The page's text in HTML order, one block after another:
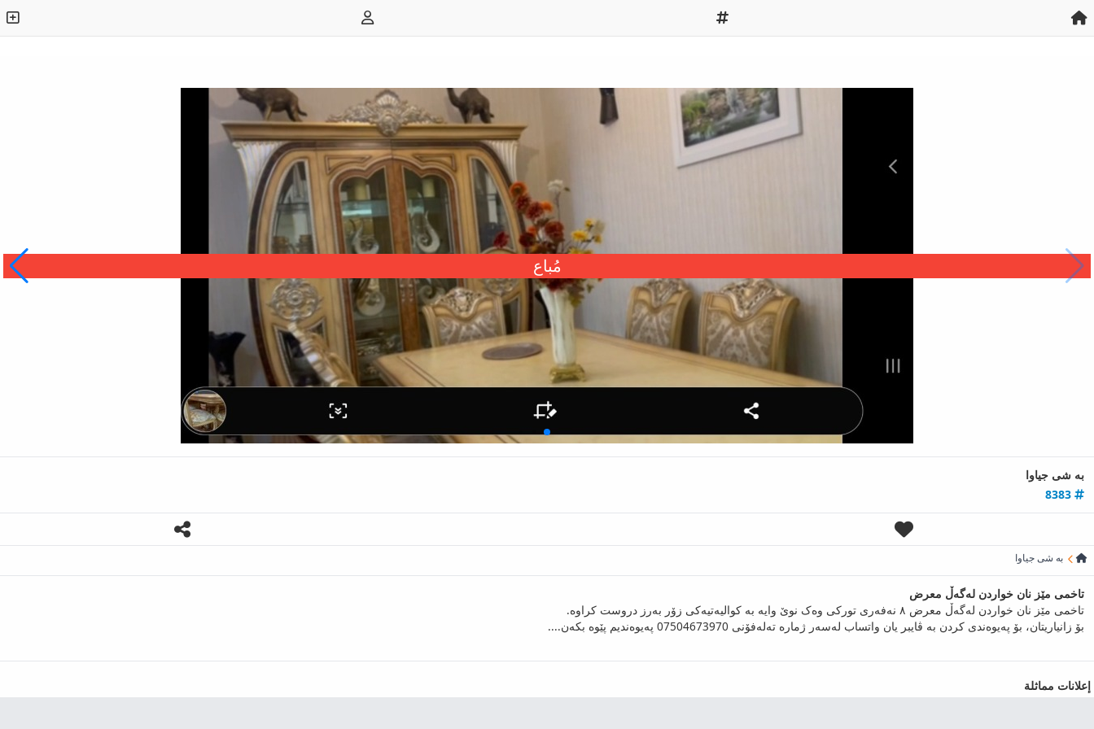
مُباع
به‌ شی جیاوا
به‌ شی جیاوا
تاخمی مێز نان خواردن لەگەڵ معرض
تاخمی مێز نان خواردن لەگەڵ معرض ٨ نەفەری تورکی وەک نوێ وایە بە کوالیەتیەکی زۆر بەرز دروست کراوە.
بۆ زانیاریتان، بۆ پەیوەندی کردن بە ڤایبر یان واتساب لەسەر ژمارە تەلەفۆنی 07504673970 پەیوەندیم پێوە بکەن....
إعلانات مماثلة